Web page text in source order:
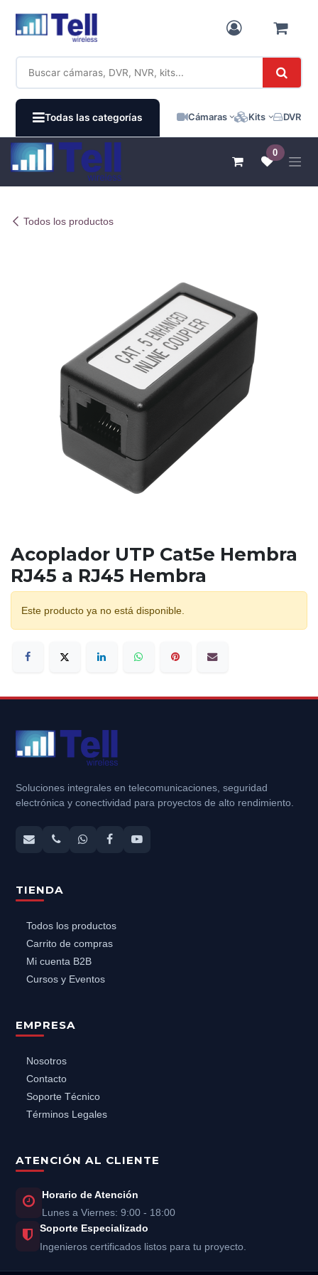
Todas las categorías Cámaras Kits DVR /
0
Todos los productos
Acoplador UTP Cat5e Hembra
RJ45 a RJ45 Hembra
Este producto ya no está disponible.
Soluciones integrales en telecomunicaciones, seguridad
electrónica y conectividad para proyectos de alto rendimiento.
TIENDA
Todos los productos
Carrito de compras
Mi cuenta B2B
Cursos y Eventos
EMPRESA
Nosotros
Contacto
Soporte Técnico
Términos Legales
ATENCIÓN AL CLIENTE
Horario de Atención
Lunes a Viernes: 9:00 - 18:00
Soporte Especializado
Ingenieros certificados listos para tu proyecto.